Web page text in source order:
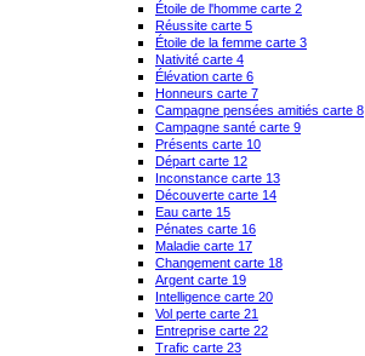
Étoile de l'homme carte 2
Réussite carte 5
Étoile de la femme carte 3
Nativité carte 4
Élévation carte 6
Honneurs carte 7
Campagne pensées amitiés carte 8
Campagne santé carte 9
Présents carte 10
Départ carte 12
Inconstance carte 13
Découverte carte 14
Eau carte 15
Pénates carte 16
Maladie carte 17
Changement carte 18
Argent carte 19
Intelligence carte 20
Vol perte carte 21
Entreprise carte 22
Trafic carte 23